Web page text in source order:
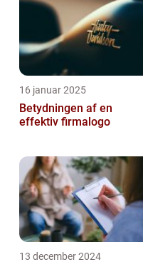
16 januar 2025
Betydningen af en
effektiv firmalogo
13 december 2024